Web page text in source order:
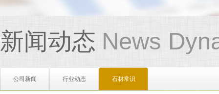
新闻动态 News
公司新闻 行业动态 石材常识